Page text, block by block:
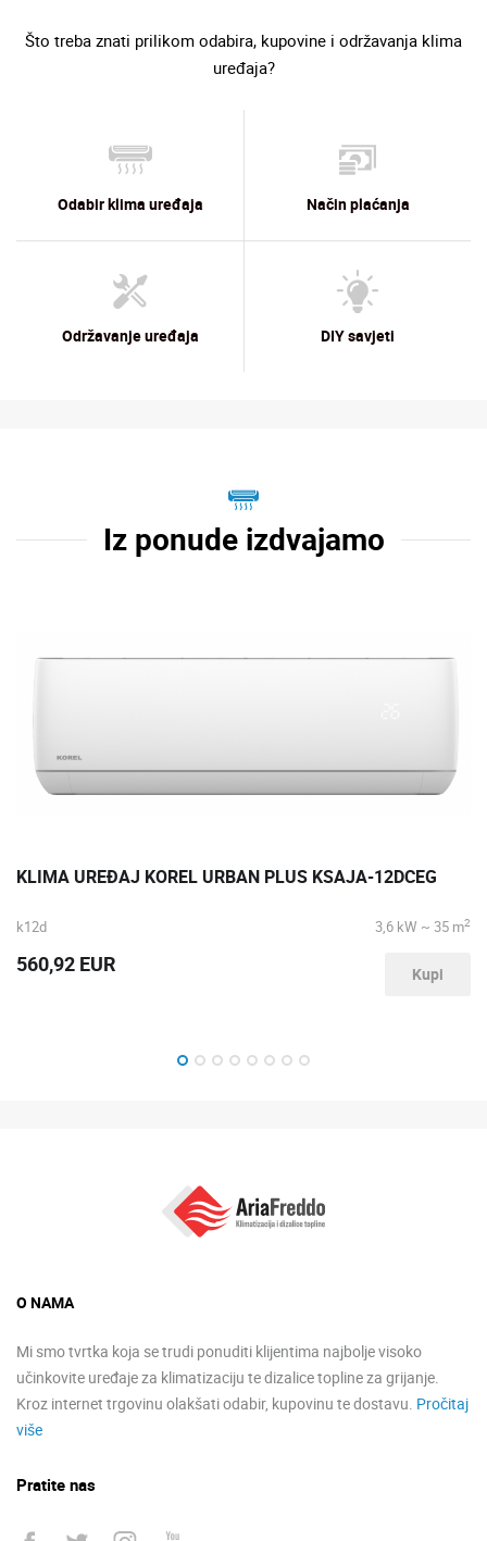
Što treba znati prilikom odabira, kupovine i održavanja klima
uređaja?
Odabir klima uređaja Način plaćanja
Održavanje uređaja DIY savjeti
Iz ponude izdvajamo
KLIMA UREĐAJ KOREL URBAN PLUS KSAJA-12DCEG
k12d 3,6 kW ~ 35 m2
560,92 EUR Kupi
O NAMA
Mi smo tvrtka koja se trudi ponuditi klijentima najbolje visoko
učinkovite uređaje za klimatizaciju te dizalice topline za grijanje.
Kroz internet trgovinu olakšati odabir, kupovinu te dostavu. Pročitaj
više
Pratite nas